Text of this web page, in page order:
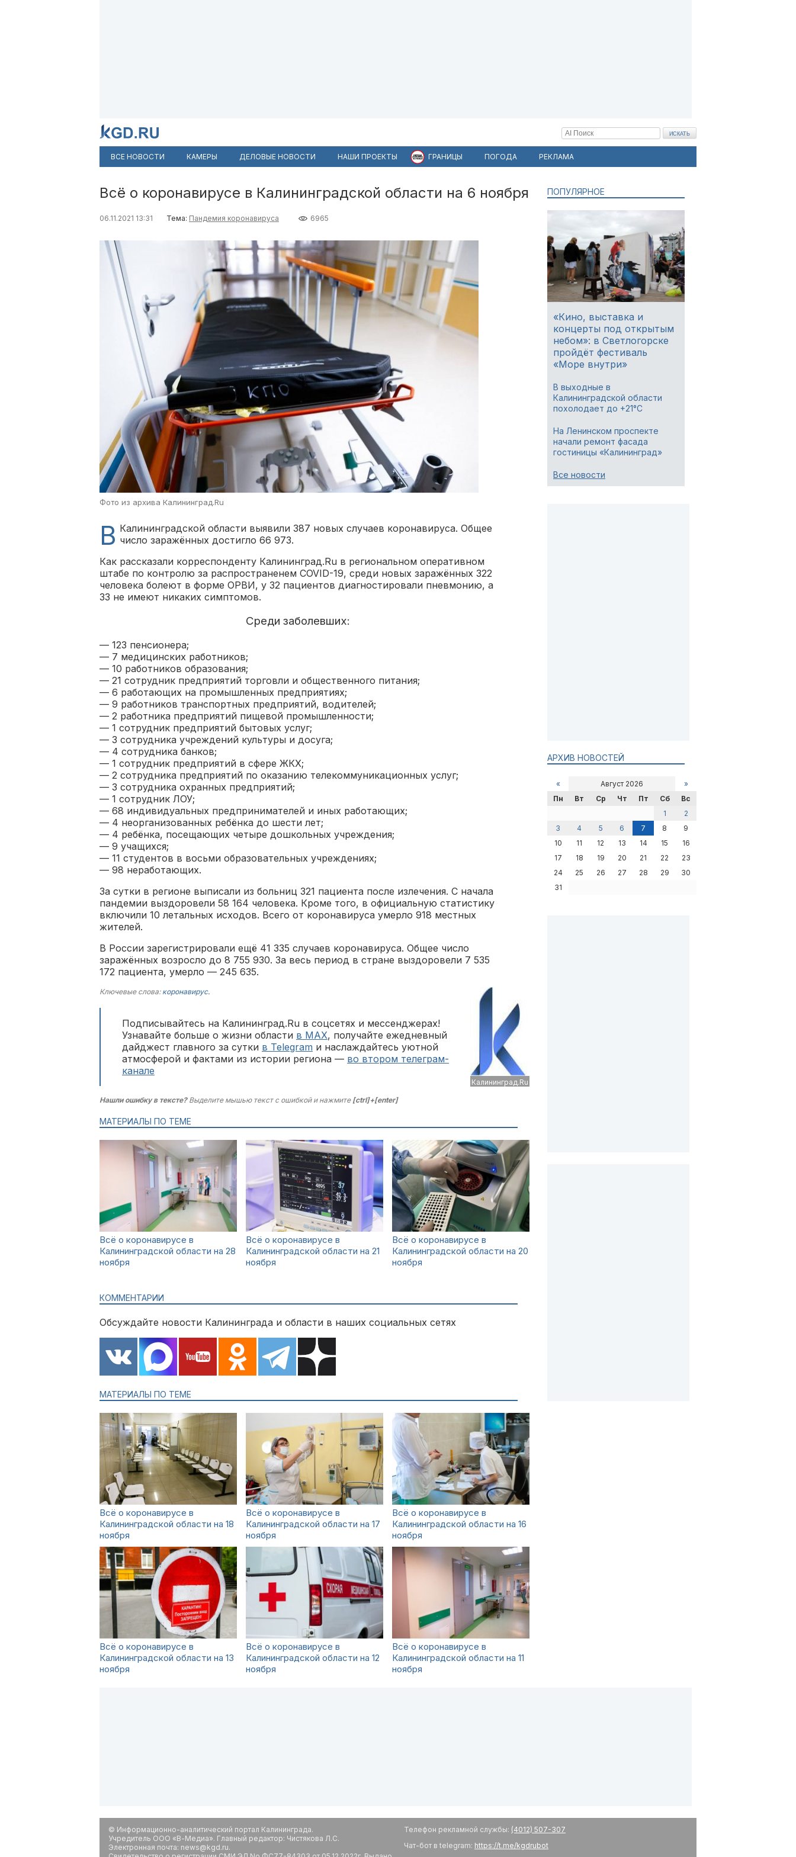
ВСЕ НОВОСТИ КАМЕРЫ ДЕЛОВЫЕ НОВОСТИ НАШИ ПРОЕКТЫ ГРАНИЦЫ ПОГОДА РЕКЛАМА
Всё о коронавирусе в Калининградской области на 6 ноября
06.11.2021 13:31 Тема: Пандемия коронавируса 6965
Фото из архива Калининград.Ru
В Калининградской области выявили 387 новых случаев коронавируса. Общее
число заражённых достигло 66 973.
Как рассказали корреспонденту Калининград.Ru в региональном оперативном
штабе по контролю за распространенем COVID-19, среди новых заражённых 322
человека болеют в форме ОРВИ, у 32 пациентов диагностировали пневмонию, а
33 не имеют никаких симптомов.
Среди заболевших:
— 123 пенсионера;
— 7 медицинских работников;
— 10 работников образования;
— 21 сотрудник предприятий торговли и общественного питания;
— 6 работающих на промышленных предприятиях;
— 9 работников транспортных предприятий, водителей;
— 2 работника предприятий пищевой промышленности;
— 1 сотрудник предприятий бытовых услуг;
— 3 сотрудника учреждений культуры и досуга;
— 4 сотрудника банков;
— 1 сотрудник предприятий в сфере ЖКХ;
— 2 сотрудника предприятий по оказанию телекоммуникационных услуг;
— 3 сотрудника охранных предприятий;
— 1 сотрудник ЛОУ;
— 68 индивидуальных предпринимателей и иных работающих;
— 4 неорганизованных ребёнка до шести лет;
— 4 ребёнка, посещающих четыре дошкольных учреждения;
— 9 учащихся;
— 11 студентов в восьми образовательных учреждениях;
— 98 неработающих.
За сутки в регионе выписали из больниц 321 пациента после излечения. С начала
пандемии выздоровели 58 164 человека. Кроме того, в официальную статистику
включили 10 летальных исходов. Всего от коронавируса умерло 918 местных
жителей.
В России зарегистрировали ещё 41 335 случаев коронавируса. Общее число
заражённых возросло до 8 755 930. За весь период в стране выздоровели 7 535
172 пациента, умерло — 245 635.
Калининград.Ru
Ключевые слова: коронавирус.
Подписывайтесь на Калининград.Ru в соцсетях и мессенджерах!
Узнавайте больше о жизни области в MAX, получайте ежедневный
дайджест главного за сутки в Telegram и наслаждайтесь уютной
атмосферой и фактами из истории региона — во втором телеграм-
канале
Нашли ошибку в тексте?Выделите мышью текст с ошибкой и нажмите [ctrl]+[enter]
МАТЕРИАЛЫ ПО ТЕМЕ
Всё о коронавирусе в
Калининградской области на 28
ноября
Всё о коронавирусе в
Калининградской области на 21
ноября
Всё о коронавирусе в
Калининградской области на 20
ноября
КОММЕНТАРИИ
Обсуждайте новости Калининграда и области в наших социальных сетях
МАТЕРИАЛЫ ПО ТЕМЕ
Всё о коронавирусе в
Калининградской области на 18
ноября
Всё о коронавирусе в
Калининградской области на 17
ноября
Всё о коронавирусе в
Калининградской области на 16
ноября
Всё о коронавирусе в
Калининградской области на 13
ноября
Всё о коронавирусе в
Калининградской области на 12
ноября
Всё о коронавирусе в
Калининградской области на 11
ноября
ПОПУЛЯРНОЕ
«Кино, выставка и
концерты под открытым
небом»: в Светлогорске
пройдёт фестиваль
«Море внутри»
В выходные в
Калининградской области
похолодает до +21°C
На Ленинском проспекте
начали ремонт фасада
гостиницы «Калининград»
Все новости
АРХИВ НОВОСТЕЙ
« Август 2026
»
Пн
Вт Ср Чт Пт Сб
Вс
1
2
3
4 5 6 7 8
9
10
11 12 13 14 15
16
17
18 19 20 21 22
23
24
25 26 27 28 29
30
31
© Информационно-аналитический портал Калининграда.
Учредитель ООО «В-Медиа». Главный редактор: Чистякова Л.С.
Электронная почта: news@kgd.ru.
Телефон рекламной службы: (4012) 507-307
Чат-бот в telegram: https://t.me/kgdrubot